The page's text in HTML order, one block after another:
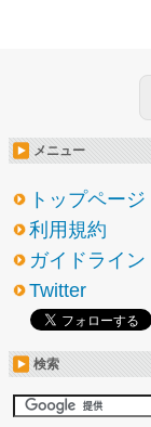
メニュー
トップページ
利用規約
ガイドライン
Twitter
検索